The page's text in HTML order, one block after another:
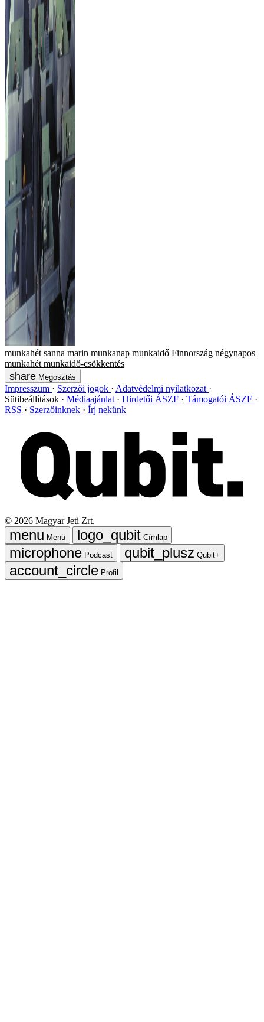
munkahét sanna marin munkanap munkaidő Finnország négynapos
munkahét munkaidő-csökkentés
Megosztás
Impresszum Szerzői jogok
Adatvédelmi nyilatkozat
Sütibeállítások
Médiaajánlat Hirdetői ÁSZF
Támogatói ÁSZF
RSS
Szerzőinknek Írj nekünk
© 2026 Magyar Jeti Zrt.
Menü
Címlap
Podcast
Qubit+
Profil